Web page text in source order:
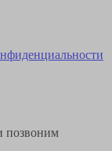
позвоним